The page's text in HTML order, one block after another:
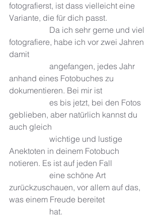
fotografierst, ist dass vielleicht eine
Variante, die für dich passt.
fotografiere, habe ich vor zwei Jahren
anhand eines Fotobuches zu
dokumentieren. Bei mir ist
geblieben, aber natürlich kannst du
auch gleich
Anektoten in deinem Fotobuch
notieren. Es ist auf jeden Fall
zurückzuschauen, vor allem auf das,
was einem Freude bereitet
		hat.